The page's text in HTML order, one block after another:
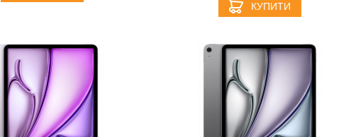
APPLE IPHONE 15 PRO APPLE IPHONE 15 PLUS
БЕЗДРОТОВІ ЗАРЯДНІ
ПРИСТРОЇ
АДАПТЕРИ ТА ЗАРЯДКИ
КУПИТИ